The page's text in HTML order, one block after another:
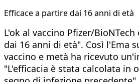
Efficace a partire dai 16 anni di età
L'ok al vaccino Pfizer/
dai 16 anni di età". Così l'Ema
vaccino e metà ha ricevuto
"L'efficacia è stata calcolata in